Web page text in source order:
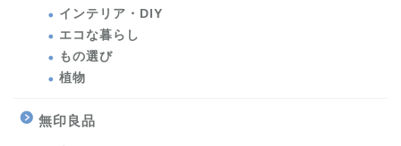
インテリア・DIY
エコな暮らし
もの選び
植物
無印良品